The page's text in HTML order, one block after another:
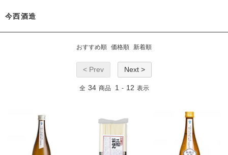
今西酒造
おすすめ順 価格順 新着順
< Prev Next >
全 34 商品 1 - 12 表示